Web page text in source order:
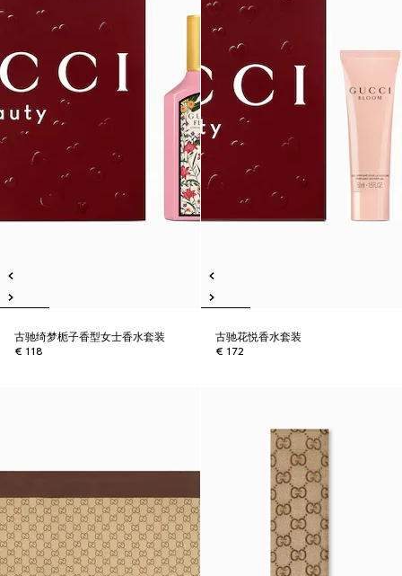
古驰绮梦栀子香型女士香水套装
€ 118
古驰花悦香水套装
€ 172